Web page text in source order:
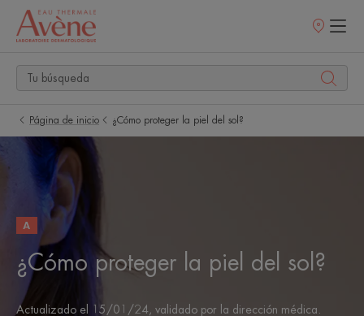
Puntos
Página de inicio ¿Cómo proteger la piel del sol?
A
¿Cómo proteger la piel del sol?
Actualizado el 15/01/24 , validado por la dirección médica